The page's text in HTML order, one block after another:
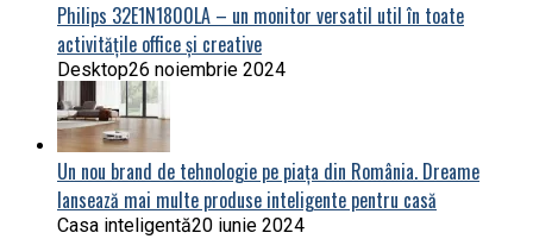
Philips 32E1N1800LA – un monitor versatil util în toate
activitățile office și creative
Desktop26 noiembrie 2024
Un nou brand de tehnologie pe piața din România. Dreame
lansează mai multe produse inteligente pentru casă
Casa inteligentă20 iunie 2024